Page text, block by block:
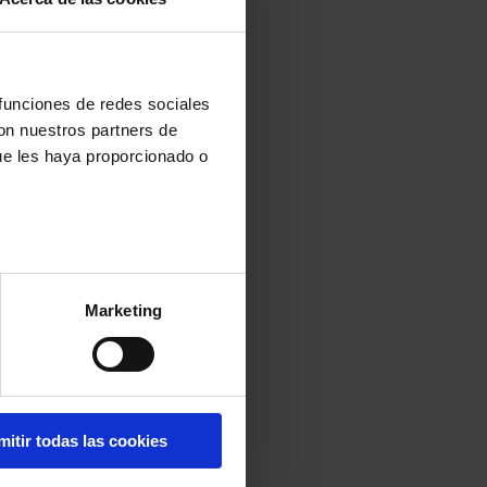
de redes sociales
nuestros partners de
les haya proporcionado o
Marketing
todas las cookies